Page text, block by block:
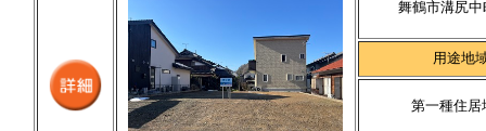
舞鶴市溝尻中
用途地
第一種住居